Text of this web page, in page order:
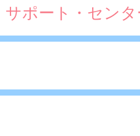
サポート・セン